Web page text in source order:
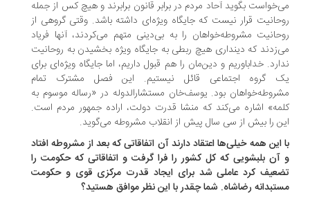
بگوید آحاد مردم در برابر قانون برابرند و هیچ ‌کس از جمله
قرار نیست که جایگاه ویژه‌ای داشته باشد. وقتی گروهی از
مشروطه‌خواهان را به بی‌دینی متهم می‌کردند، آنها فریاد
که دینداری هیچ ربطی به جایگاه ویژه بخشیدن به روحانیت
خداباوریم و دین‌مان را هم قبول داریم، اما جایگاه ویژه‌ای برای
گروه اجتماعی قائل نیستیم. این فصل مشترک تمام
بود. یوسف‌خان مستشارالدوله در «رساله موسوم به
اشاره می‌کند که منشا قدرت دولت، اراده جمهور مردم است.
را بیش از سی سال پیش از انقلاب مشروطه می‌گوید.
این همه خیلی‌ها اعتقاد دارند آن اتفاقاتی که بعد از مشروطه افتاد
بلبشویی که کل کشور را فرا گرفت و اتفاقاتی که حکومت را
کرد عاملی شد برای ایجاد قدرت مرکزی قوی و حکومت
رضاشاه. شما چقدر با این نظر موافق هستید؟